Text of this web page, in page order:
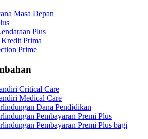
Masa Depan
Plus
Prima
Prime
Critical Care
Medical Care
Dana Pendidikan
Pembayaran Premi Plus
Pembayaran Premi Plus bagi